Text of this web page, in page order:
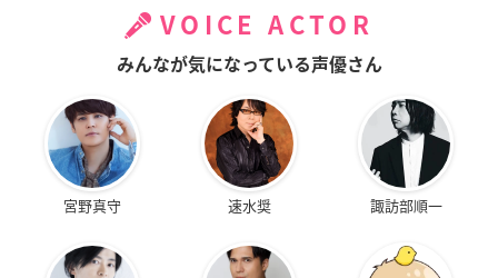
VOICE ACTOR
みんなが気になっている声優さん
宮野真守 速水奨 諏訪部順一